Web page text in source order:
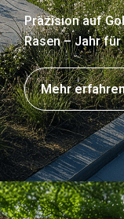
Präzision auf
Rasen – Jahr für
Mehr